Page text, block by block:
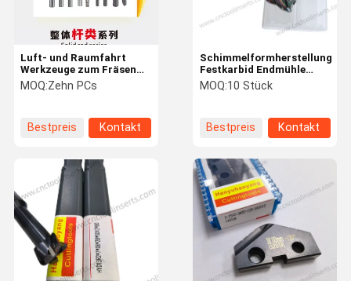
Schimmelformherstellung
Festkarbid Endmühle
D8*24*60L-55°
Endmühlenschneider
MOQ:10 Stück
Bestpreis Kontakt
Luft- und Raumfahrt
Werkzeuge zum Fräsen
von Festkarbid
D6*24*75L-55°
MOQ:Zehn PCs
Bestpreis Kontakt